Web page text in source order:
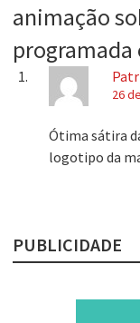
animação
programada
26
Ótima sátira
logotipo da
PUBLICIDADE